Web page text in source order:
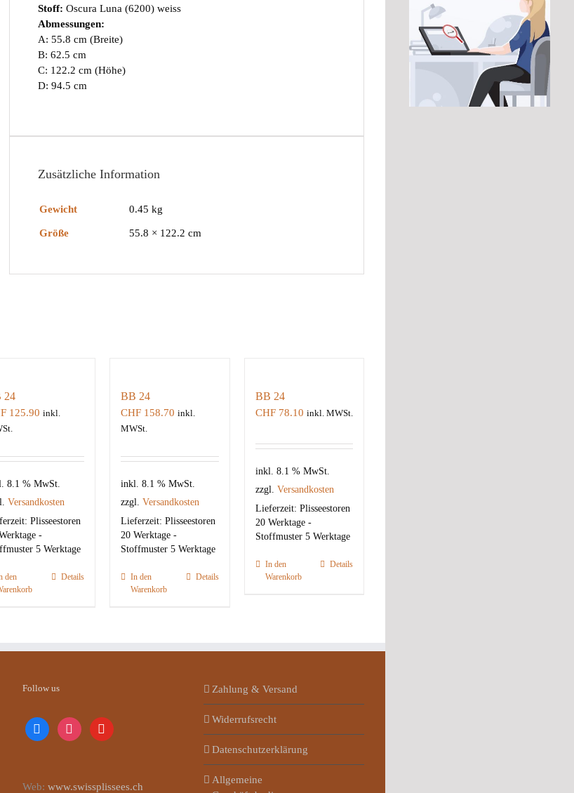
Stoff: Oscura Luna (6200) weiss
Abmessungen:
A: 55.8 cm (Breite)
B: 62.5 cm
C: 122.2 cm (Höhe)
D: 94.5 cm
Zusätzliche Information
Gewicht 0.45 kg
Größe 55.8 × 122.2 cm
24
125.90 inkl.
8.1 % MwSt.
Versandkosten
Plisseestoren
-
5 Werktage
den
Details
BB 24
CHF158.70 inkl.
MWSt.
inkl. 8.1 % MwSt.
zzgl. Versandkosten
Lieferzeit: Plisseestoren
20 Werktage -
Stoffmuster 5 Werktage
In den
Warenkorb
Details
BB 24
CHF78.10 inkl. MWSt.
inkl. 8.1 % MwSt.
zzgl. Versandkosten
Lieferzeit: Plisseestoren
20 Werktage -
Stoffmuster 5 Werktage
In den
Warenkorb
Details
Follow us
facebookinstagramyoutube
Web: www.swissplissees.ch
Zahlung & Versand
Widerrufsrecht
Datenschutzerklärung
Allgemeine